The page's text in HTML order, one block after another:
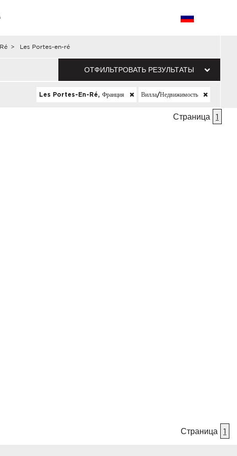
> Les Portes-en-ré
ОТФИЛЬТРОВАТЬ РЕЗУЛЬТАТЫ
Les Portes-En-Ré, Франция Вилла/недвижимость
Страница 1
Страница 1